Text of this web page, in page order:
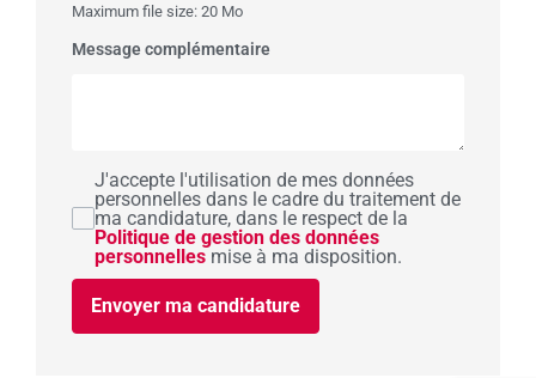
Maximum file size: 20 Mo
Message complémentaire
J'accepte l'utilisation de mes données
personnelles dans le cadre du traitement de
ma candidature, dans le respect de la
Politique de gestion des données
personnelles mise à ma disposition.
Envoyer ma candidature